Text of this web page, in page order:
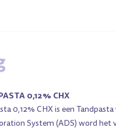
0,12% CHX
0,12% CHX is een
System (ADS) word het